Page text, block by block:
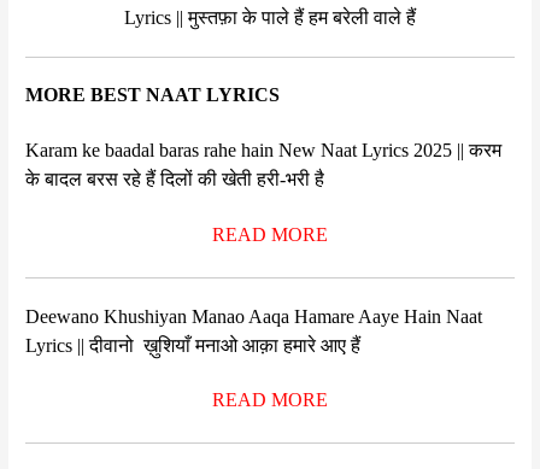
Lyrics || मुस्तफ़ा के पाले हैं हम बरेली वाले हैं
MORE BEST NAAT LYRICS
Karam ke baadal baras rahe hain New Naat Lyrics 2025 || करम
के बादल बरस रहे हैं दिलों की खेती हरी-भरी है
READ MORE
Deewano Khushiyan Manao Aaqa Hamare Aaye Hain Naat
Lyrics || दीवानो ख़ुशियाँ मनाओ आक़ा हमारे आए हैं
READ MORE